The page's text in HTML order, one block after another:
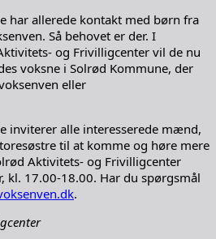
har allerede kontakt med børn fra
Så behovet er der. I
og Frivilligcenter vil de nu
voksne i Solrød Kommune, der
eller
inviterer alle interesserede mænd,
til at komme og høre mere
Aktivitets- og Frivilligcenter
kl. 17.00-18.00. Har du spørgsmål
.